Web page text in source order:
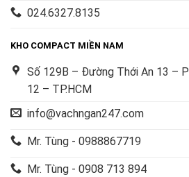
024.6327.8135
KHO COMPACT MIỀN NAM
Số 129B – Đường Thới An 13 –
12 – TP.HCM
info@vachngan247.com
Mr. Tùng - 0988867719
Mr. Tùng - 0908 713 894